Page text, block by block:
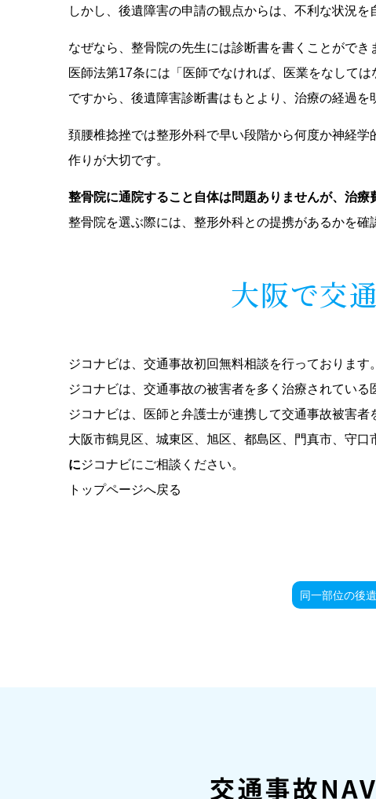
しかし、後遺障害の申請の観点からは、不利な状況を
なぜなら、整骨院の先生には診断書を書くことがで
医師法第17条には「医師でなければ、医業をなして
ですから、後遺障害診断書はもとより、治療の経過
頚腰椎捻挫では整形外科で早い段階から何度か神経
作りが大切です。
整骨院に通院すること自体は問題ありませんが、治
整骨院を選ぶ際には、整形外科との提携があるかを確
大阪で交
ジコナビは、交通事故初回無料相談を行っております。
ジコナビは、交通事故の被害者を多く治療されている
ジコナビは、医師と弁護士が連携して交通事故被害者
大阪市鶴見区、城東区、旭区、都島区、門真市、守
にジコナビにご相談ください。
トップページへ戻る